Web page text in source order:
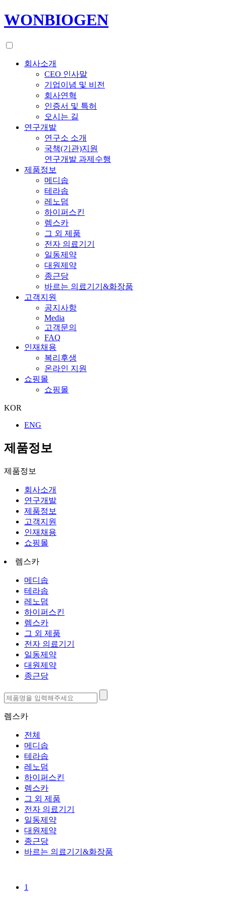
WONBIOGEN
회사소개
CEO 인사말
기업이념 및 비전
회사연혁
인증서 및 특허
오시는 길
연구개발
연구소 소개
국책(기관)지원
연구개발 과제수행
제품정보
메디솝
테라솝
레노덤
하이퍼스킨
렘스카
그 외 제품
전자 의료기기
일동제약
대원제약
종근당
바르는 의료기기&화장품
고객지원
공지사항
Media
고객문의
FAQ
인재채용
복리후생
온라인 지원
쇼핑몰
쇼핑몰
KOR
ENG
제품정보
제품정보
회사소개
연구개발
제품정보
고객지원
인재채용
쇼핑몰
렘스카
메디솝
테라솝
레노덤
하이퍼스킨
렘스카
그 외 제품
전자 의료기기
일동제약
대원제약
종근당
렘스카
전체
메디솝
테라솝
레노덤
하이퍼스킨
렘스카
그 외 제품
전자 의료기기
일동제약
대원제약
종근당
바르는 의료기기&화장품
1